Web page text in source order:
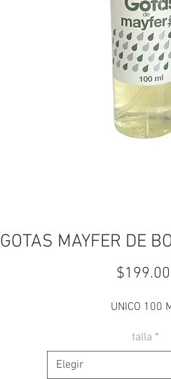
GOTAS MAYFER DE
$199.00
UNICO 100
talla *
Elegir